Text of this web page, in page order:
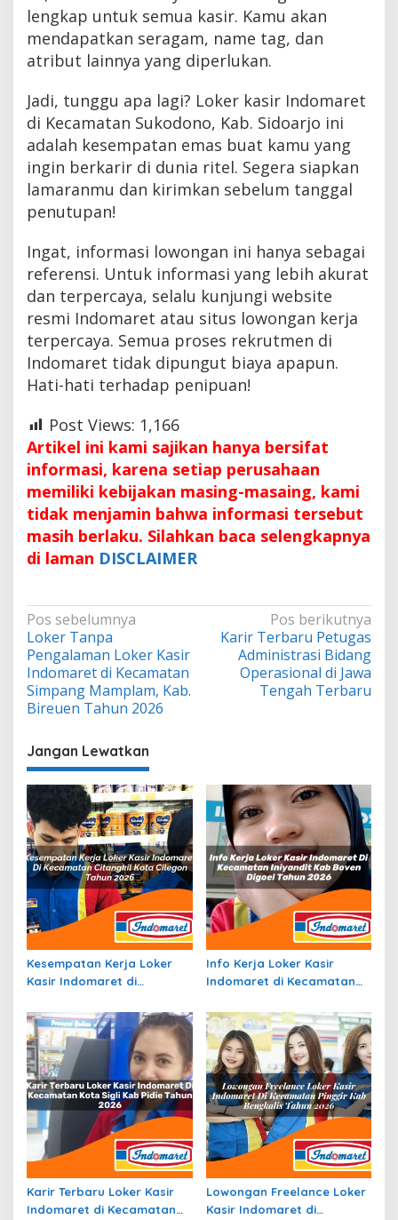
lengkap untuk semua kasir. Kamu akan
mendapatkan seragam, name tag, dan
atribut lainnya yang diperlukan.
Jadi, tunggu apa lagi? Loker kasir Indomaret
di Kecamatan Sukodono, Kab. Sidoarjo ini
adalah kesempatan emas buat kamu yang
ingin berkarir di dunia ritel. Segera siapkan
lamaranmu dan kirimkan sebelum tanggal
penutupan!
Ingat, informasi lowongan ini hanya sebagai
referensi. Untuk informasi yang lebih akurat
dan terpercaya, selalu kunjungi website
resmi Indomaret atau situs lowongan kerja
terpercaya. Semua proses rekrutmen di
Indomaret tidak dipungut biaya apapun.
Hati-hati terhadap penipuan!
Post Views: 1,166
Artikel ini kami sajikan hanya bersifat
informasi, karena setiap perusahaan
memiliki kebijakan masing-masaing, kami
tidak menjamin bahwa informasi tersebut
masih berlaku. Silahkan baca selengkapnya
di laman DISCLAIMER
Navigasi
pos
Pos sebelumnya
Loker Tanpa
Pengalaman Loker Kasir
Indomaret di Kecamatan
Simpang Mamplam, Kab.
Bireuen Tahun 2026
Pos berikutnya
Karir Terbaru Petugas
Administrasi Bidang
Operasional di Jawa
Tengah Terbaru
Jangan Lewatkan
Kesempatan Kerja Loker
Kasir Indomaret di
Cilegon Tahun 2026
Info Kerja Loker Kasir
Indomaret di Kecamatan
Tahun 2026
Karir Terbaru Loker Kasir
Indomaret di Kecamatan
Lowongan Freelance Loker
Kasir Indomaret di